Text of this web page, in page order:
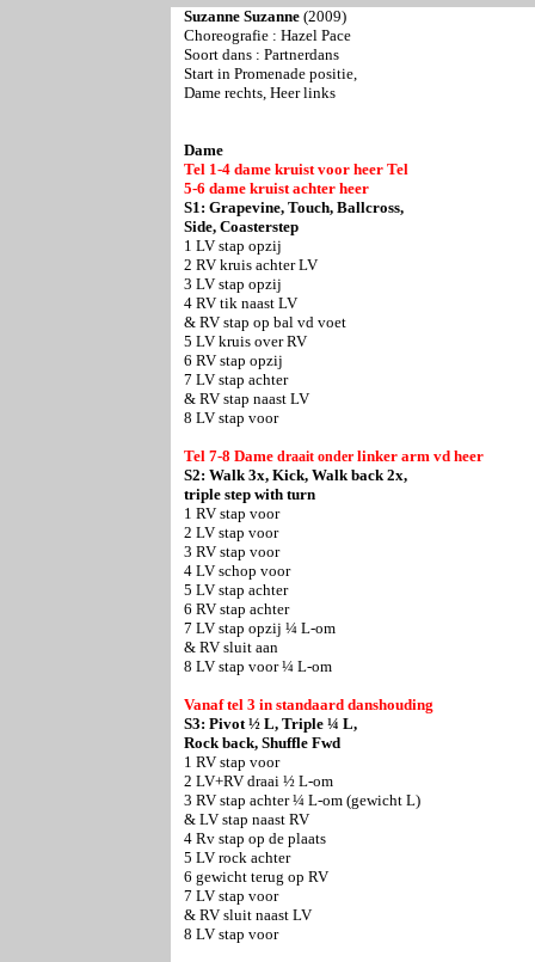
Suzanne Suzanne (2009)
Choreografie : Hazel Pace
Soort dans : Partnerdans
Start in Promenade positie,
Dame rechts, Heer links
Dame
Tel 1-4 dame kruist voor heer Tel
5-6 dame kruist achter heer
S1: Grapevine, Touch, Ballcross,
Side, Coasterstep
1 LV stap opzij
2 RV kruis achter LV
3 LV stap opzij
4 RV tik naast LV
& RV stap op bal vd voet
5 LV kruis over RV
6 RV stap opzij
7 LV stap achter
& RV stap naast LV
8 LV stap voor
Tel 7-8 Dame draait onder linker arm vd heer
S2: Walk 3x, Kick, Walk back 2x,
triple step with turn
1 RV stap voor
2 LV stap voor
3 RV stap voor
4 LV schop voor
5 LV stap achter
6 RV stap achter
7 LV stap opzij ¼ L-om
& RV sluit aan
8 LV stap voor ¼ L-om
Vanaf tel 3 in standaard danshouding
S3: Pivot ½ L, Triple ¼ L,
Rock back, Shuffle Fwd
1 RV stap voor
2 LV+RV draai ½ L-om
3 RV stap achter ¼ L-om (gewicht L)
& LV stap naast RV
4 Rv stap op de plaats
5 LV rock achter
6 gewicht terug op RV
7 LV stap voor
& RV sluit naast LV
8 LV stap voor